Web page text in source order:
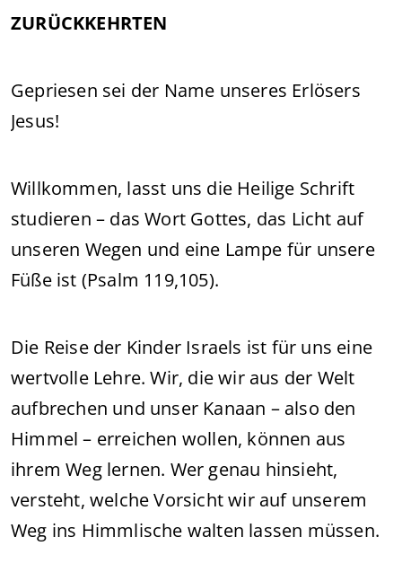
ZURÜCKKEHRTEN
Gepriesen sei der Name unseres Erlösers
Jesus!
Willkommen, lasst uns die Heilige Schrift
studieren – das Wort Gottes, das Licht auf
unseren Wegen und eine Lampe für unsere
Füße ist (Psalm 119,105).
Die Reise der Kinder Israels ist für uns eine
wertvolle Lehre. Wir, die wir aus der Welt
aufbrechen und unser Kanaan – also den
Himmel – erreichen wollen, können aus
ihrem Weg lernen. Wer genau hinsieht,
versteht, welche Vorsicht wir auf unserem
Weg ins Himmlische walten lassen müssen.